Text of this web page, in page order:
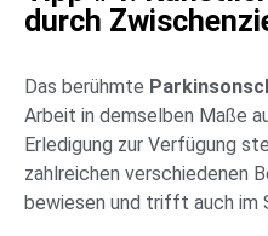
durch
Das berühmte
Arbeit in demselben Maße
Erledigung zur Verfügung
zahlreichen verschiedenen
bewiesen und trifft auch im